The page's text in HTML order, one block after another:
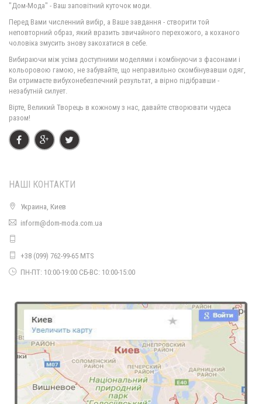
"Дом-Мода" - Ваш заповітний куточок моди.
Перед Вами численний вибір, а Ваше завдання - створити той
неповторний образ, який вразить звичайного перехожого, а коханого
чоловіка змусить знову закохатися в себе.
Вибираючи між усіма доступними моделями і комбінуючи з фасонами і
кольоровою гамою, не забувайте, що неправильно скомбінувавши одяг,
Ви отримаєте вибухонебезпечний результат, а вірно підібравши -
незабутній силует.
Вірте, Великий Творець в кожному з нас, давайте створювати чудеса
разом!
НАШІ КОНТАКТИ
Украина, Киев
inform@dom-moda.com.ua
+38 (099) 762-99-65 MTS
ПН-ПТ: 10:00-19:00 СБ-ВС: 10:00-15:00